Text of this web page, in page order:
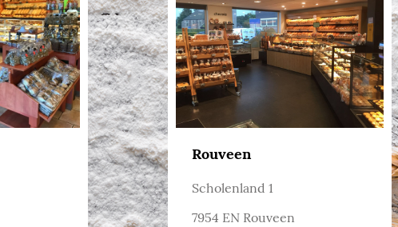
Rouveen
Scholenland 1
7954 EN Rouveen